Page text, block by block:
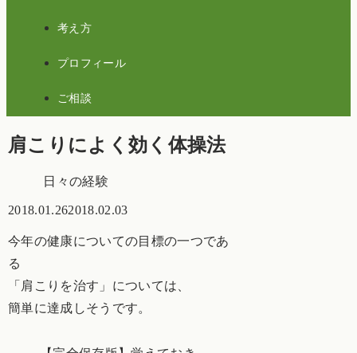
考え方
プロフィール
ご相談
肩こりによく効く体操法
日々の経験
2018.01.262018.02.03
今年の健康についての目標の一つであ
る
「肩こりを治す」については、
簡単に達成しそうです。